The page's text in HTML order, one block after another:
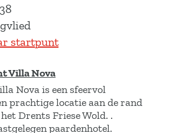
startpunt
Villa Nova
Nova is een sfeervol
prachtige locatie aan de rand
Drents Friese Wold. .
paardenhotel.